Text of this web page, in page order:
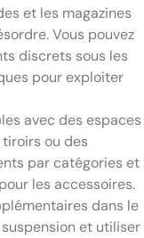
et les magazines
Vous pouvez
discrets sous les
pour exploiter
avec des espaces
ou des
par catégories et
les accessoires.
dans le
et utiliser